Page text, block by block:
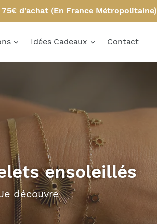
75€ d'achat (En France Métropolitaine)
Idées Cadeaux Contact
ensoleillés
découvre